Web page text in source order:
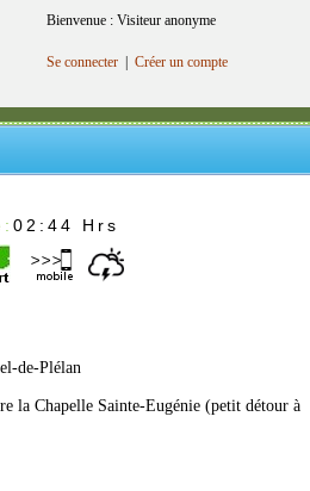
Bienvenue : Visiteur anonyme
Se connecter Créer un compte
02:44 Hrs
de-Plélan
la Chapelle Sainte-Eugénie (petit détour à